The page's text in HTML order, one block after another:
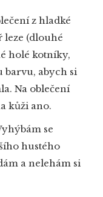
z hladké
leze (dlouhé
holé kotníky,
barvu, abych si
Na oblečení
kůži ano.
se
hustého
a nelehám si